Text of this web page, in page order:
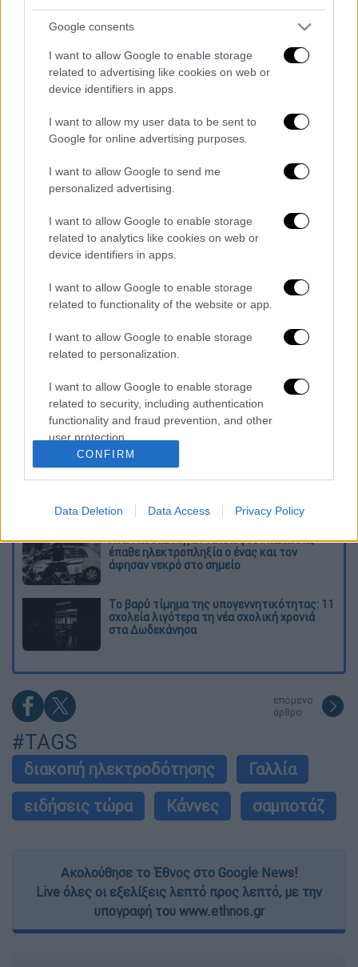
Google consents
I want to allow Google to enable storage
related to advertising like cookies on web or
device identifiers in apps.
I want to allow my user data to be sent to
Google for online advertising purposes.
I want to allow Google to send me
personalized advertising.
I want to allow Google to enable storage
related to analytics like cookies on web or
device identifiers in apps.
I want to allow Google to enable storage
related to functionality of the website or app.
I want to allow Google to enable storage
related to personalization.
I want to allow Google to enable storage
related to security, including authentication
functionality and fraud prevention, and other
user protection.
CONFIRM
Data Deletion Data Access Privacy Policy
Έπειτα από τοσαμποτάζ αυτό στην Βιλνέβ-
, η διαχειρίστρια του δικτύου RTE
έθεσεεκτός λειτουργίαςτης γραμμή υψηλής
τάσης για να επιτρέψει τις εργασίες
της ηλεκτροδότησης στην πόλη των Καννών
όπου ολοκληρώνονται σήμερα οι
εκδηλώσεις του Φεστιβάλ.
όμως και το Palais des Festivals, το οποίο
προσέφυγε σε ανεξάρτητη πηγή
ηλεκτροδότησης.
Ο περιφερειάρχης τηςΑλπ-Μαριτίμ
αποκατάσταση» της ηλεκτροδότησης.
Τα «γεράκια» της Ψάθας: Έσωσαν από τη
μεγάλη φωτιά τη γειτονιά που κάποτε τους
έδιωχνε
Άνω Λιόσια: Πήγαν να κλέψουν καλώδια,
έπαθε ηλεκτροπληξία ο ένας και τον
άφησαν νεκρό στο σημείο
Το βαρύ τίμημα της υπογεννητικότητας: 11
σχολεία λιγότερα τη νέα σχολική χρονιά
στα Δωδεκάνησα
επόμενο
άρθρο
#TAGS
διακοπή ηλεκτροδότησης
Γαλλία
ειδήσεις τώρα
Κάννες σαμποτάζ
Ακολούθησε το Έθνος στο Google News!
Live όλες οι εξελίξεις λεπτό προς λεπτό, με την
υπογραφή του www.ethnos.gr